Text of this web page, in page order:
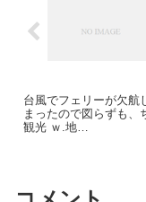
台風でフェリーが欠航
まったので図らずも、
観光 ｗ.地…